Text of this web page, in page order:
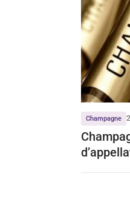
Champagne